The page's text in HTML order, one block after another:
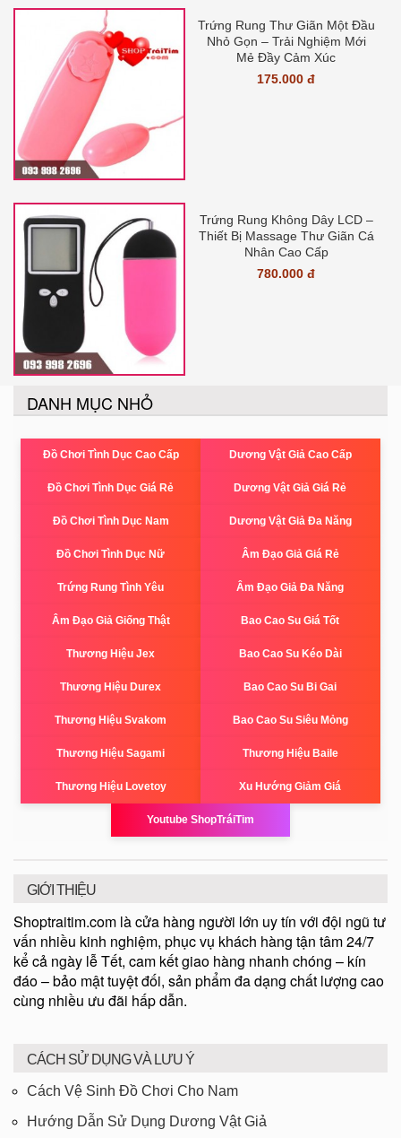
Trứng Rung Thư Giãn Một Đầu
Nhỏ Gọn – Trải Nghiệm Mới
Mẻ Đầy Cảm Xúc
175.000 đ
Trứng Rung Không Dây LCD –
Thiết Bị Massage Thư Giãn Cá
Nhân Cao Cấp
780.000 đ
DANH MỤC NHỎ
Đồ Chơi Tình Dục Cao Cấp Dương Vật Giả Cao Cấp
Đồ Chơi Tình Dục Giá Rẻ Dương Vật Giả Giá Rẻ
Đồ Chơi Tình Dục Nam Dương Vật Giả Đa Năng
Đồ Chơi Tình Dục Nữ Âm Đạo Giả Giá Rẻ
Trứng Rung Tình Yêu Âm Đạo Giả Đa Năng
Âm Đạo Giả Giống Thật Bao Cao Su Giá Tốt
Thương Hiệu Jex Bao Cao Su Kéo Dài
Thương Hiệu Durex Bao Cao Su Bi Gai
Thương Hiệu Svakom Bao Cao Su Siêu Mỏng
Thương Hiệu Sagami Thương Hiệu Baile
Thương Hiệu Lovetoy Xu Hướng Giảm Giá
Youtube ShopTráiTim
GIỚI THIỆU
Shoptraitim.com là cửa hàng người lớn uy tín với đội ngũ tư
vấn nhiều kinh nghiệm, phục vụ khách hàng tận tâm 24/7
kể cả ngày lễ Tết, cam kết giao hàng nhanh chóng – kín
đáo – bảo mật tuyệt đối, sản phẩm đa dạng chất lượng cao
cùng nhiều ưu đãi hấp dẫn.
CÁCH SỬ DỤNG VÀ LƯU Ý
Cách Vệ Sinh Đồ Chơi Cho Nam
Hướng Dẫn Sử Dụng Dương Vật Giả